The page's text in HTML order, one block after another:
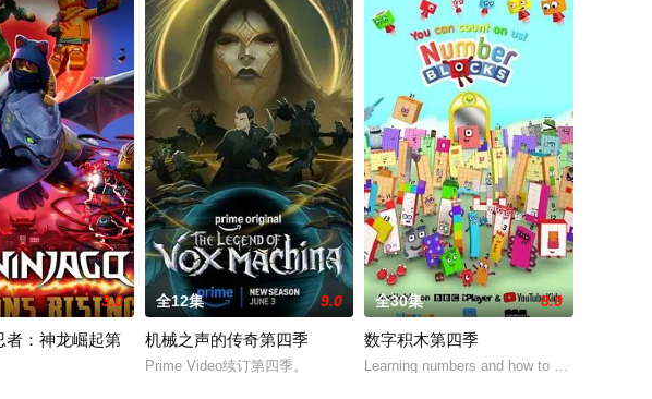
从此他和2个弟弟（一开始
母亲在产后离开了人间。皇太后因得知天命神童能解救天下
3.0
者：神龙崛起第
全12集 9.0
机械之声的传奇第四季
Prime Video续订第四季。
全30集 8.0
数字积木第四季
Learning numbers and how to count with